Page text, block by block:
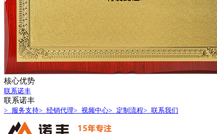
核心优势
联系诺丰
联系诺丰
> 服务支持> 经销代理> 视频中心> 定制流程> 联系我们